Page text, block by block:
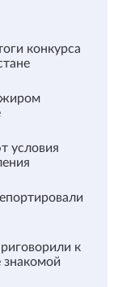
конкурса
условия
к